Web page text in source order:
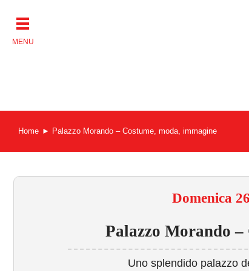
contenuto
Home Palazzo Morando – Costume, moda, immagine
Domenica
Palazzo Morando –
Uno splendido palazzo